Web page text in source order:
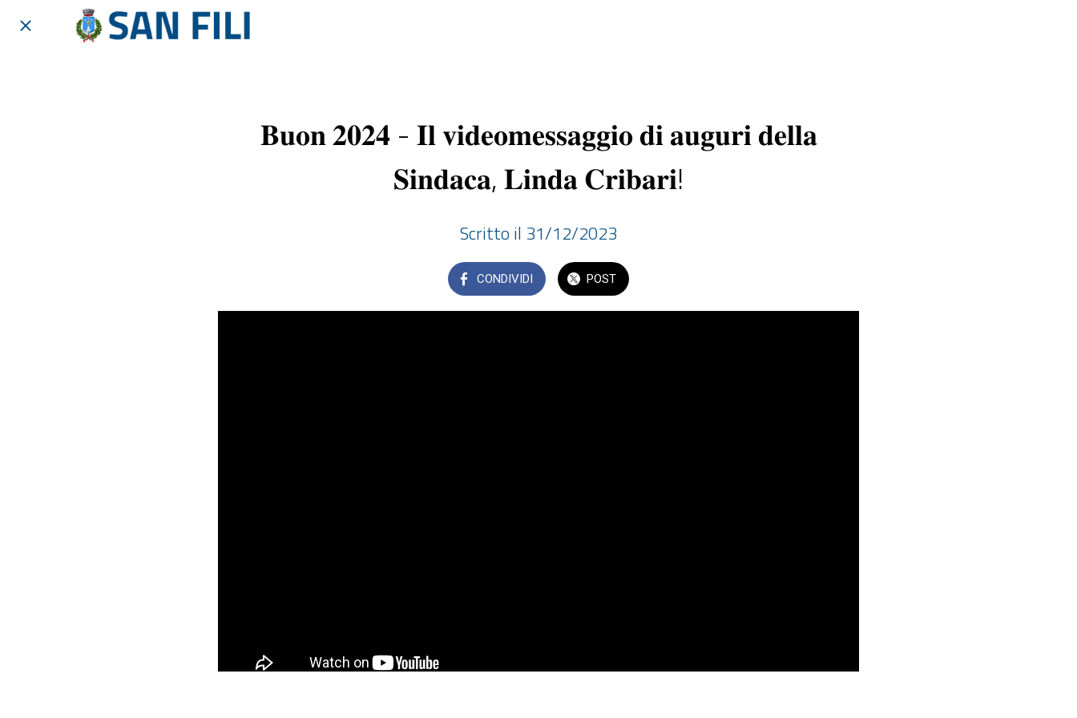
𝐁𝐮𝐨𝐧 𝟐𝟎𝟐𝟒 - 𝐈𝐥 𝐯𝐢𝐝𝐞𝐨𝐦𝐞𝐬𝐬𝐚𝐠𝐠𝐢𝐨 𝐝𝐢 𝐚𝐮𝐠𝐮𝐫𝐢 𝐝𝐞𝐥𝐥𝐚
𝐒𝐢𝐧𝐝𝐚𝐜𝐚, 𝐋𝐢𝐧𝐝𝐚 𝐂𝐫𝐢𝐛𝐚𝐫𝐢!
Scritto il 31/12/2023
CONDIVIDI POST